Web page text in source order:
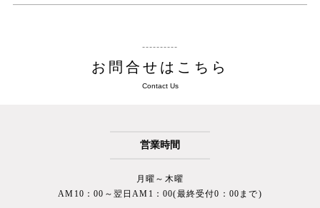
お問合せはこちら
Contact Us
営業時間
月曜～木曜
AM10：00～翌日AM1：00(最終受付0：00まで)